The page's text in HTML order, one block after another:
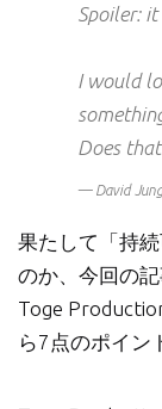
Spoiler:
I would
Does
— David
果たして「持
のか、今回の
Toge
ら7点のポイン